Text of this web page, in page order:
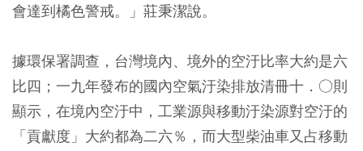
會達到橘色警戒。」莊秉潔說。
據環保署調查，台灣境內、境外的空汙比率大約是六
比四；一九年發布的國內空氣汙染排放清冊十．○則
顯示，在境內空汙中，工業源與移動汙染源對空汙的
「貢獻度」大約都為二六％，而大型柴油車又占移動